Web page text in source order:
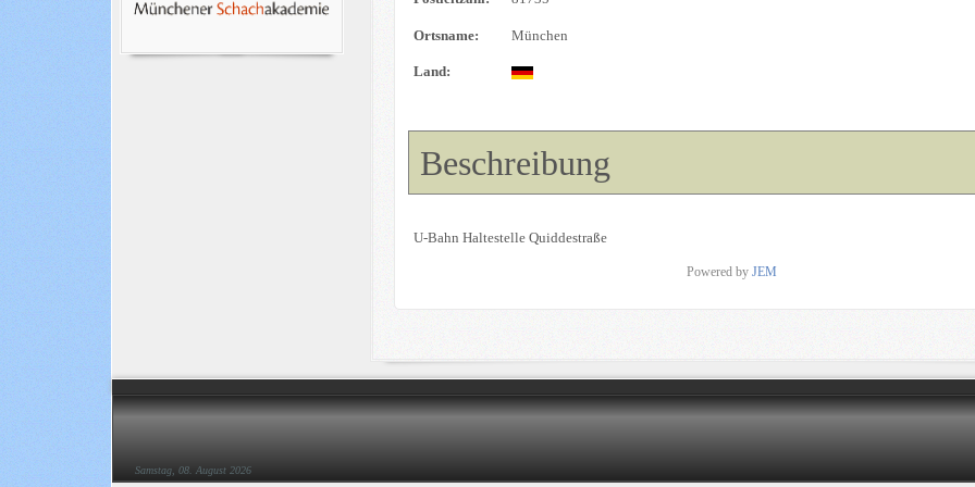
Samstag, 08. August 2026
Ortsname: München
Land:
Beschreibung
U-Bahn Haltestelle Quiddestraße
Powered by JEM